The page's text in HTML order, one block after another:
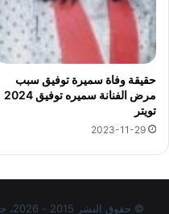
حقيقة وفاة سميرة توفيق سبب
مرض الفنانة سميره توفيق 2024
تويتر
2023-11-29
© حقوق النشر 2015 - 2026، جميع الحقوق محفوظة | الصفحة العربية